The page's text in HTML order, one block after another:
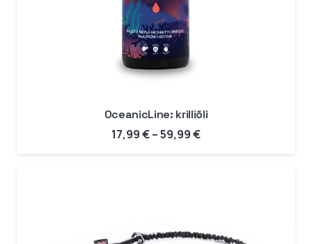
OceanicLine: krilliõli
17,99€–59,99€Hinnavahemik:
17,99 €